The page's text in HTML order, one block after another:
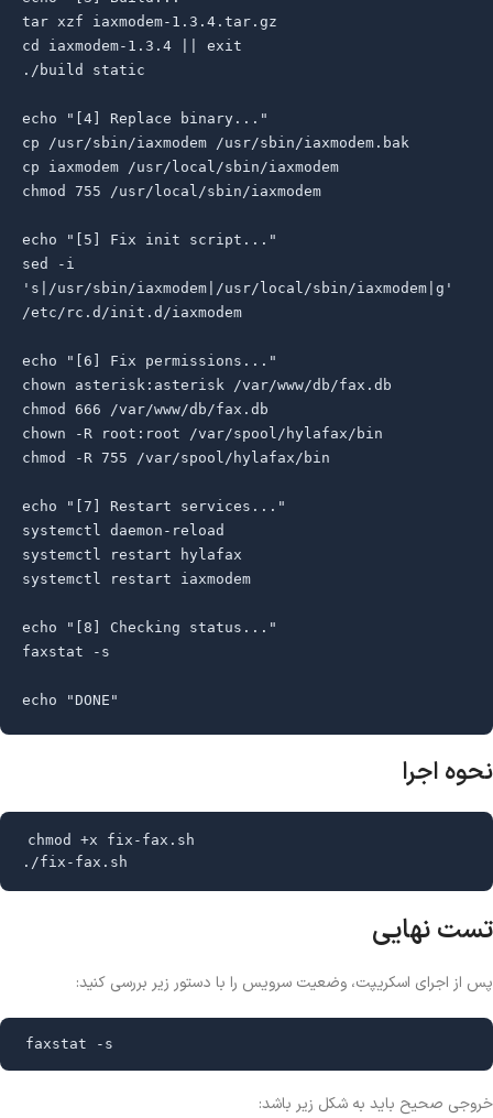
tar xzf iaxmodem-1.3.4.tar.gz
cd iaxmodem-1.3.4 || exit
./build static
echo "[4] Replace binary..."
cp /usr/sbin/iaxmodem /usr/sbin/iaxmodem.bak
cp iaxmodem /usr/local/sbin/iaxmodem
chmod 755 /usr/local/sbin/iaxmodem
echo "[5] Fix init script..."
sed -i
's|/usr/sbin/iaxmodem|/usr/local/sbin/iaxmodem|g'
/etc/rc.d/init.d/iaxmodem
echo "[6] Fix permissions..."
chown asterisk:asterisk /var/www/db/fax.db
chmod 666 /var/www/db/fax.db
chown -R root:root /var/spool/hylafax/bin
chmod -R 755 /var/spool/hylafax/bin
echo "[7] Restart services..."
systemctl daemon-reload
systemctl restart hylafax
systemctl restart iaxmodem
echo "[8] Checking status..."
faxstat -s
echo "DONE"
نحوه اجرا
chmod +x fix-fax.sh
./fix-fax.sh
تست نهایی
پس از اجرای اسکریپت، وضعیت سرویس را با دستور زیر بررسی کنید:
faxstat -s
خروجی صحیح باید به شکل زیر باشد: